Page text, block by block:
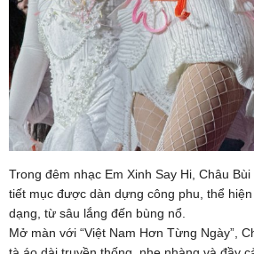
Trong đêm nhạc Em Xinh Say Hi, Châu
tiết mục được dàn dựng công phu, thể
dạng, từ sâu lắng đến bùng nổ.
Mở màn với “Việt Nam Hơn Từng Ngày”,